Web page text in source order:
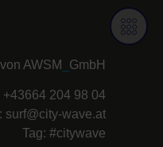
AWSM GmbH
+43664 204 98 04
surf@city-wave.at
Tag: #citywave